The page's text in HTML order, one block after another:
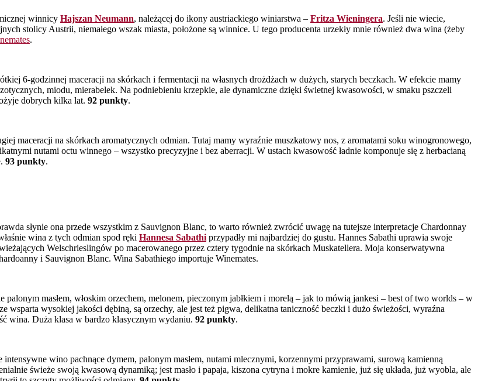
winnicy Hajszan Neumann, należącej do ikony austriackiego winiarstwa – Fritza Wieningera. Jeśli nie wiecie,
stolicy Austrii, niemałego wszak miasta, położone są winnice. U tego producenta urzekły mnie również dwa wina (żeby
.
6-godzinnej maceracji na skórkach i fermentacji na własnych drożdżach w dużych, starych beczkach. W efekcie mamy
miodu, mierabelek. Na podniebieniu krzepkie, ale dynamiczne dzięki świetnej kwasowości, w smaku pszczeli
dobrych kilka lat. 92 punkty.
maceracji na skórkach aromatycznych odmian. Tutaj mamy wyraźnie muszkatowy nos, z aromatami soku winogronowego,
nutami octu winnego – wszystko precyzyjne i bez aberracji. W ustach kwasowość ładnie komponuje się z herbacianą
93 punkty.
słynie ona przede wszystkim z Sauvignon Blanc, to warto również zwrócić uwagę na tutejsze interpretacje Chardonnay
wina z tych odmian spod ręki Hannesa Sabathi przypadły mi najbardziej do gustu. Hannes Sabathi uprawia swoje
Welschrieslingów po macerowanego przez cztery tygodnie na skórkach Muskatellera. Moja konserwatywna
i Sauvignon Blanc. Wina Sabathiego importuje Winemates.
palonym masłem, włoskim orzechem, melonem, pieczonym jabłkiem i morelą – jak to mówią jankesi – best of two worlds – w
wsparta wysokiej jakości dębiną, są orzechy, ale jest też pigwa, delikatna taniczność beczki i dużo świeżości, wyraźna
wina. Duża klasa w bardzo klasycznym wydaniu. 92 punkty.
intensywne wino pachnące dymem, palonym masłem, nutami mlecznymi, korzennymi przyprawami, surową kamienną
świeże swoją kwasową dynamiką; jest masło i papaja, kiszona cytryna i mokre kamienie, już się układa, już wyobla, ale